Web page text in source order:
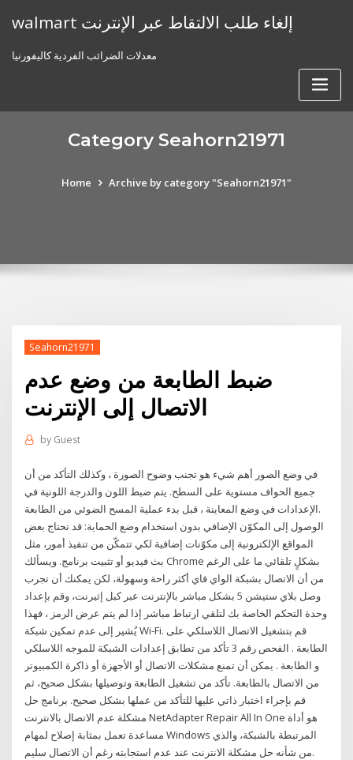
walmart إلغاء طلب الالتقاط عبر الإنترنت
معدلات الضرائب الفردية كاليفورنيا
Category Seahorn21971
Home Archive by category "Seahorn21971"
Seahorn21971
ضبط الطابعة من وضع عدم
الاتصال إلى الإنترنت
by Guest
في وضع الصور أهم شيء هو تجنب وضوح الصورة ، وكذلك التأكد من أن
جميع الحواف مستوية على السطح. يتم ضبط اللون والدرجة اللونية في
الإعدادات في وضع المعاينة ، قبل بدء عملية المسح الضوئي من الطابعة.
الوصول إلى المكوّن الإضافي بدون استخدام وضع الحماية: قد تحتاج بعض
المواقع الإلكترونية إلى مكوّنات إضافية لكي تتمكّن من تنفيذ أمور، مثل
بث فيديو أو تثبيت برنامج. ويسألك Chrome بشكلٍ تلقائي ما على الرغم
من أن الاتصال بشبكة الواي فاي أكثر راحة وسهولة، لكن يمكنك أن تجرب
وصل بلاي ستيشن 5 بشكل مباشر بالإنترنت عبر كبل إثيرنت، وقم بإعداد
وحدة التحكم الخاصة بك لتلقي ارتباط مباشر إذا لم يتم عرض الرمز ، فهذا
يُشير إلى عدم تمكين شبكة Wi-Fi. قم بتشغيل الاتصال اللاسلكي على
الطابعة . الفحص رقم 3‏ تأكد من تطابق إعدادات الشبكة للموجه اللاسلكي
و الطابعة . يمكن أن تمنع مشكلات الاتصال أو الأجهزة أو ذاكرة الكمبيوتر
من الاتصال بالطابعة. تأكد من تشغيل الطابعة وتوصيلها بشكل صحيح، ثم
قم بإجراء اختبار ذاتي عليها للتأكد من عملها بشكل صحيح. برنامج حل
مشكلة عدم الاتصال بالانترنت NetAdapter Repair All In One هو أداة
مساعدة تعمل بمثابة إصلاح لمهام Windows المرتبطة بالشبكة، والذي
من شأنه حل مشكلة الانترنت عند عدم استجابته رغم أن الاتصال سليم.